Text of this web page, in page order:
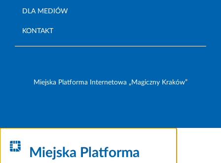
DLA MEDIÓW
KONTAKT
Miejska Platforma Internetowa „Magiczny Kraków”
Miejska Platforma